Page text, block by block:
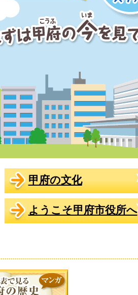
甲府の文化
ようこそ甲府市役所へ